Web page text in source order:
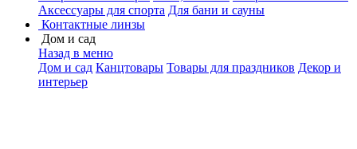
Аксессуары для спорта Для бани и сауны
Контактные линзы
Дом и сад
Назад в меню
Дом и сад Канцтовары Товары для праздников Декор и
интерьер